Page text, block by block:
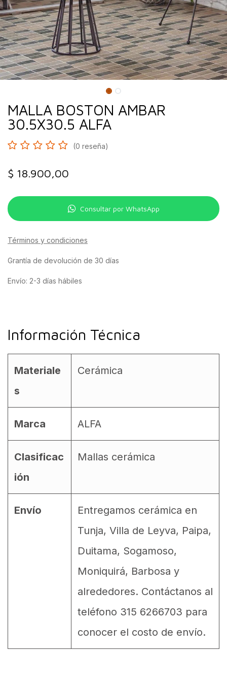
MALLA BOSTON AMBAR
30.5X30.5 ALFA
(0 reseña)
$ 18.900,00
Consultar por WhatsApp
Términos y condiciones
Grantía de devolución de 30 días
Envío: 2-3 días hábiles
Información Técnica
Materiale
s
Cerámica
Marca ALFA
Clasificac
ión
Mallas cerámica
Envío
Entregamos cerámica en
Tunja, Villa de Leyva, Paipa,
Duitama, Sogamoso,
Moniquirá, Barbosa y
alrededores. Contáctanos al
teléfono 315 6266703 para
conocer el costo de envío.